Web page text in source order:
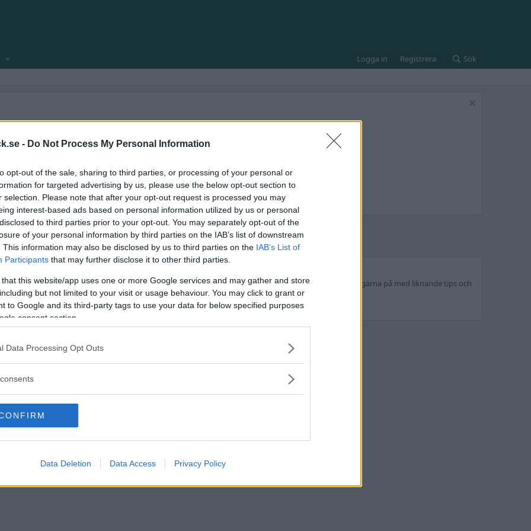
- Do Not Process My Personal Information
opt-out of the sale, sharing to third parties, or processing of your personal or
for targeted advertising by us, please use the below opt-out section to
selection. Please note that after your opt-out request is processed you may
interest-based ads based on personal information utilized by us or personal
to third parties prior to your opt-out. You may separately opt-out of the
of your personal information by third parties on the IAB’s list of downstream
This information may also be disclosed by us to third parties on the IAB’s List of
Participants that may further disclose it to other third parties.
that this website/app uses one or more Google services and may gather and store
but not limited to your visit or usage behaviour. You may click to grant or
to Google and its third-party tags to use your data for below specified purposes
consent section.
Data Processing Opt Outs
Data Deletion Data Access Privacy Policy
Logga in Registrera Sök
någonsin klar att se dagens ljus.
allt fyllt med nya funktioner.
frågeställningar.
ha blivit tillfråga sjuttioelvagånger här på forumet så lägger jag ut receptet som jag använder. Fyll gärna på med liknande tips och
med någon jävla mandelmjölk och bregott så...
lifestyle rom Svar: 25 Forum:Lifestyle